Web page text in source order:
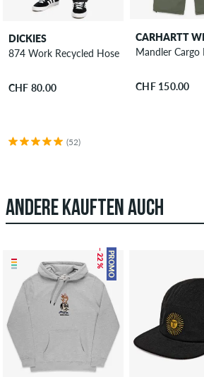
DICKIES
874 Work Recycled Hose
CHF 80.00
(52)
CARHARTT
Mandler Cargo
CHF 150.00
ANDERE KAUFTEN AUCH
PROMO
– 22 %